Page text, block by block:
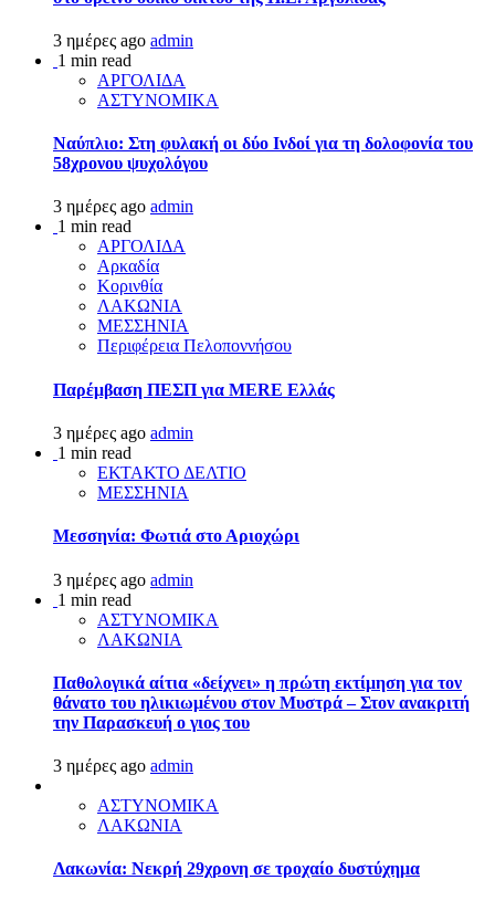
3 ημέρες ago admin
1 min read
ΑΡΓΟΛΙΔΑ
ΑΣΤΥΝΟΜΙΚΑ
Ναύπλιο: Στη φυλακή οι δύο Ινδοί για τη δολοφονία του
58χρονου ψυχολόγου
3 ημέρες ago admin
1 min read
ΑΡΓΟΛΙΔΑ
Αρκαδία
Κορινθία
ΛΑΚΩΝΙΑ
ΜΕΣΣΗΝΙΑ
Περιφέρεια Πελοποννήσου
Παρέμβαση ΠΕΣΠ για MERE Ελλάς
3 ημέρες ago admin
1 min read
ΕΚΤΑΚΤΟ ΔΕΛΤΙΟ
ΜΕΣΣΗΝΙΑ
Μεσσηνία: Φωτιά στο Αριοχώρι
3 ημέρες ago admin
1 min read
ΑΣΤΥΝΟΜΙΚΑ
ΛΑΚΩΝΙΑ
Παθολογικά αίτια «δείχνει» η πρώτη εκτίμηση για τον
θάνατο του ηλικιωμένου στον Μυστρά – Στον ανακριτή
την Παρασκευή ο γιος του
3 ημέρες ago admin
ΑΣΤΥΝΟΜΙΚΑ
ΛΑΚΩΝΙΑ
Λακωνία: Νεκρή 29χρονη σε τροχαίο δυστύχημα